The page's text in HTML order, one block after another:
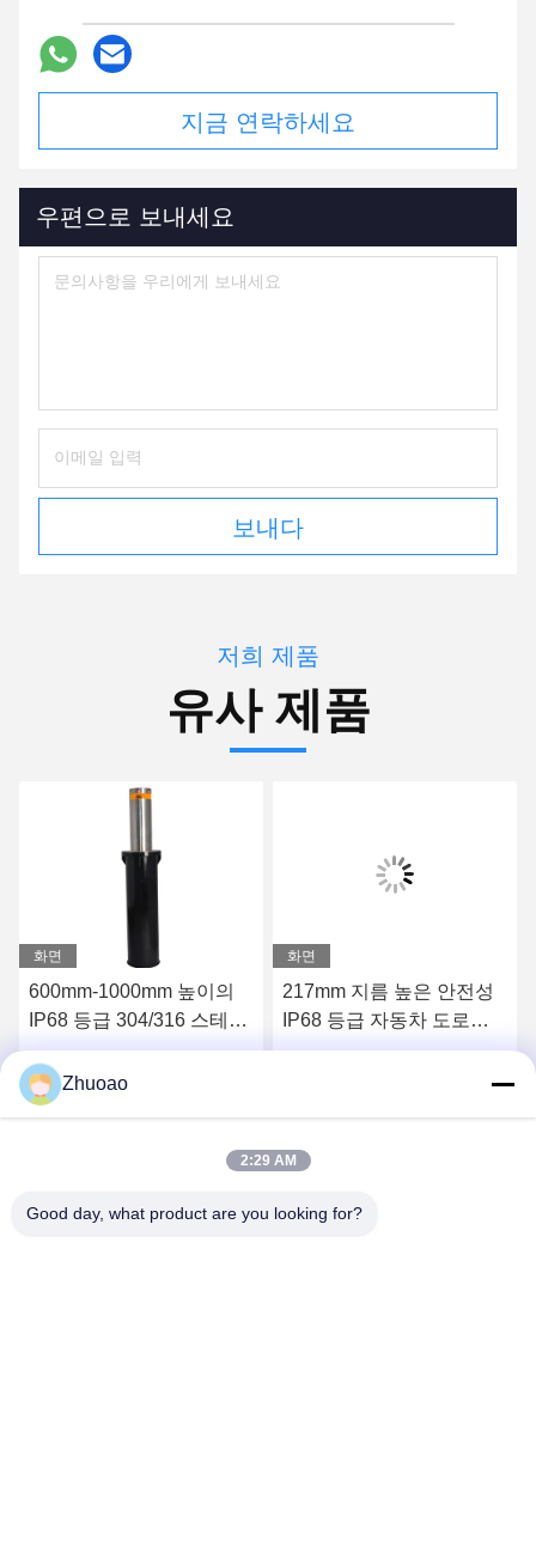
지금 연락하세요
우편으로 보내세요
보내다
저희 제품
유사 제품
화면
600mm-1000mm 높이의
IP68 등급 304/316 스테인
리스 스틸 자동 볼라드 (유
압 보안용)
가장 좋은 가격 을 구하라
화면
217mm 지름 높은 안전성
IP68 등급 자동차 도로를
위한 자동 보러드
가장 좋은 가격 을 구하라
Zhuoao
2:29 AM
Good day, what product are you looking for?